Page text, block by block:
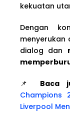
kekuatan
Dengan
menyerukan
dialog dan
📌 Baca
Champions
Liverpool